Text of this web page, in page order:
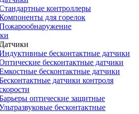
контроллеры
для горелок
Датчики
бесконтактные датчики
бесконтактные датчики
бесконтактные датчики
датчики контроля
оптические защитные
бесконтактные